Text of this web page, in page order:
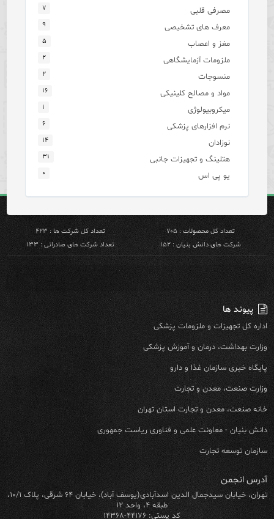
مصرفی قلبی ۷
معرف های تشخیصی ۹
مغز و اعصاب ۵
ملزومات آزمایشگاهی ۲
منسوجات ۲
مواد و مصالح کلینیکی ۱۶
میکروبیولوژی ۱
نرم افزارهای پزشکی ۶
نوزادان ۱۴
هتلینگ و تجهیزات جانبی ۳۱
یو پی اس ۰
تعداد کل محصولات : ۷۰۵
تعداد کل شرکت ها : ۴۲۳
شرکت های دانش بنیان : ۱۵۲
تعداد شرکت های صادراتی : ۱۳۳
پیوند ها
اداره کل تجهیزات و ملزومات پزشکی
وزارت بهداشت، درمان و آموزش پزشکی
پایگاه خبری سازمان غذا و دارو
وزارت صنعت، معدن و تجارت
خانه صنعت، معدن و تجارت استان تهران
دانش بنیان - معاونت علمی و فناوری ریاست جمهوری
سازمان توسعه تجارت
آدرس انجمن
تهران، خیابان سیدجمال الدین اسدآبادی(یوسف آباد)، خیابان ۶۴ شرقی، پلاک ۱۰/۱،
طبقه ۴، واحد ۱۲
کد پستی: ۴۴۱۷۶-۱۴۳۶۸